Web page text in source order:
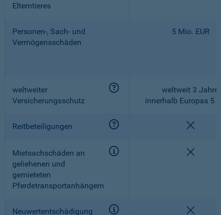
Elterntieres
Personen-, Sach- und
Vermögensschäden
5 Mio. EUR
weltweiter
Versicherungsschutz
weltweit 3 Jahre,
innerhalb Europas 5
Reitbeteiligungen
Mietsachschäden an
geliehenen und
gemieteten
Pferdetransportanhängern
Neuwertentschädigung